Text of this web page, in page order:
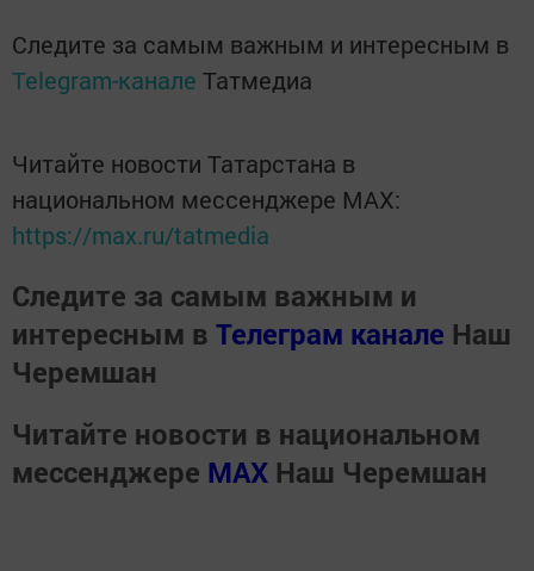
Следите за самым важным и интересным в
Telegram-канале Татмедиа
Читайте новости Татарстана в
национальном мессенджере MАХ:
https://max.ru/tatmedia
Следите за самым важным и
интересным в Телеграм канале Наш
Черемшан
Читайте новости в национальном
мессенджере MАХ Наш Черемшан